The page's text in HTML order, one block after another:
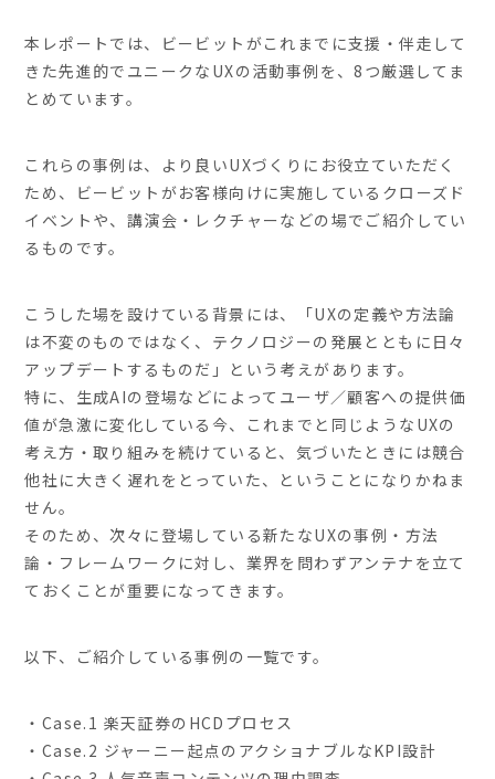
本レポートでは、ビービットがこれまでに支援・伴走して
きた先進的でユニークなUXの活動事例を、8つ厳選してま
とめています。
これらの事例は、より良いUXづくりにお役立ていただく
ため、ビービットがお客様向けに実施しているクローズド
イベントや、講演会・レクチャーなどの場でご紹介してい
るものです。
こうした場を設けている背景には、「UXの定義や方法論
は不変のものではなく、テクノロジーの発展とともに日々
アップデートするものだ」という考えがあります。
特に、生成AIの登場などによってユーザ／顧客への提供価
値が急激に変化している今、これまでと同じようなUXの
考え方・取り組みを続けていると、気づいたときには競合
他社に大きく遅れをとっていた、ということになりかねま
せん。
そのため、次々に登場している新たなUXの事例・方法
論・フレームワークに対し、業界を問わずアンテナを立て
ておくことが重要になってきます。
以下、ご紹介している事例の一覧です。
・Case.1 楽天証券のHCDプロセス
・Case.2 ジャーニー起点のアクショナブルなKPI設計